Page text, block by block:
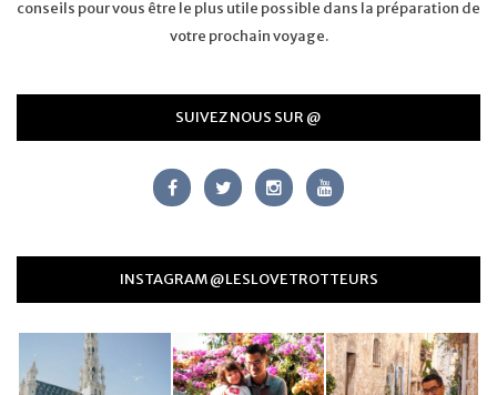
conseils pour vous être le plus utile possible dans la préparation de
votre prochain voyage.
SUIVEZ NOUS SUR @
INSTAGRAM @LESLOVETROTTEURS